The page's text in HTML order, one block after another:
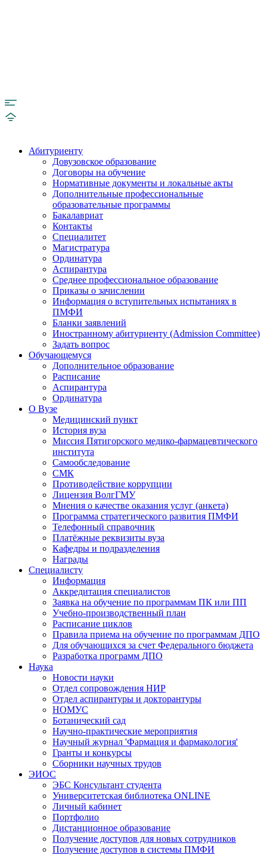
Абитуриенту
Довузовское образование
Договоры на обучение
Нормативные документы и локальные акты
Дополнительные профессиональные
образовательные программы
Бакалавриат
Контакты
Специалитет
Магистратура
Ординатура
Аспирантура
Среднее профессиональное образование
Приказы о зачислении
Информация о вступительных испытаниях в
ПМФИ
Бланки заявлений
Иностранному абитуриенту (Admission Committee)
Задать вопрос
Обучающемуся
Дополнительное образование
Расписание
Аспирантура
Ординатура
О Вузе
Медицинский пункт
История вуза
Миссия Пятигорского медико-фармацевтического
института
Самообследование
СМК
Противодействие коррупции
Лицензия ВолгГМУ
Мнения о качестве оказания услуг (анкета)
Программа стратегического развития ПМФИ
Телефонный справочник
Платёжные реквизиты вуза
Кафедры и подразделения
Награды
Специалисту
Информация
Аккредитация специалистов
Заявка на обучение по программам ПК или ПП
Учебно-производственный план
Расписание циклов
Правила приема на обучение по программам ДПО
Для обучающихся за счет Федерального бюджета
Разработка программ ДПО
Наука
Новости науки
Отдел сопровождения НИР
Отдел аспирантуры и докторантуры
НОМУС
Ботанический сад
Научно-практические мероприятия
Научный журнал 'Фармация и фармакология'
Гранты и конкурсы
Сборники научных трудов
ЭИОС
ЭБС Консультант студента
Университетская библиотека ONLINE
Личный кабинет
Портфолио
Дистанционное образование
Получение доступов для новых сотрудников
Получение доступов в системы ПМФИ